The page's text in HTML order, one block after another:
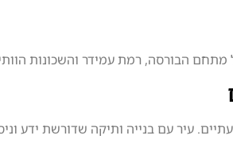
הבורסה, רמת עמידר והשכונות
עיר עם בנייה ותיקה שדורשת ידע